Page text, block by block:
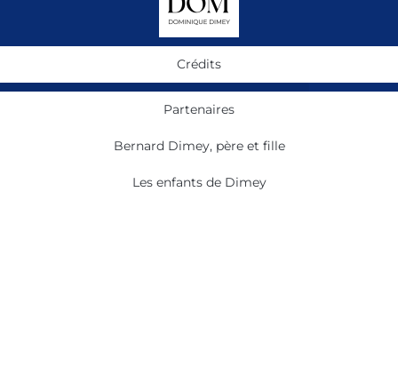
Crédits
Partenaires
Bernard Dimey, père et fille
Les enfants de Dimey